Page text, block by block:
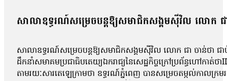
សាលាឧទ្ធរណ៍សម្រេចបន្តឱ្យសមាជិកសង្គមស៊ីវិល លោក ជ
សាលាឧទ្ធរណ៍សម្រេចបន្តឱ្យសមាជិកសង្គមស៊ីវិល លោក ជា ចាន់ថា ជា
ដឹកនាំសមាគមប្រជាធិបតេយ្យឯករាជ្យនៃសេដ្ឋកិច្ចក្រៅប្រព័ន្ធហៅកា
តាមរយៈ​សារតេឡេក្រាមថា ឧទ្ធរណ៍ភ្នំពេញ បានសម្រេចតម្កល់កាលក្រ